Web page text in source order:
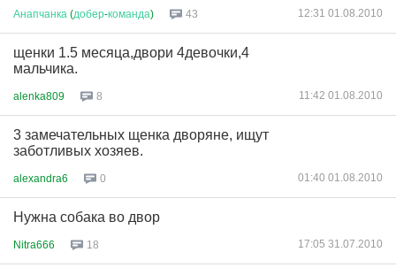
Анапчанка (добер-команда) 43 12:31 01.08.2010
щенки 1.5 месяца,двори 4девочки,4
мальчика.
alenka809 8 11:42 01.08.2010
3 замечательных щенка дворяне, ищут
заботливых хозяев.
alexandra6 0 01:40 01.08.2010
Нужна собака во двор
Nitra666 18 17:05 31.07.2010